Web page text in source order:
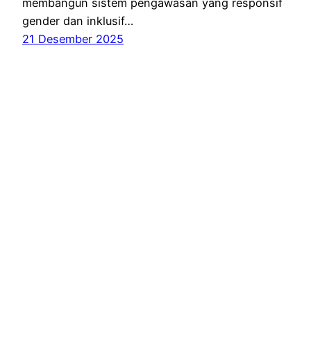
membangun sistem pengawasan yang responsif
gender dan inklusif…
21 Desember 2025